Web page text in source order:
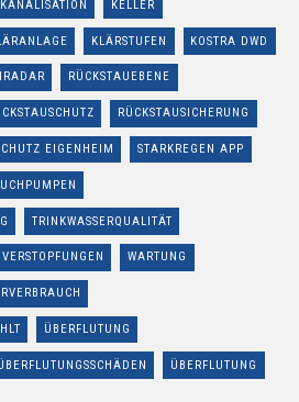
KANALISATION KELLER
KLÄRSTUFEN KOSTRA DWD
RÜCKSTAUEBENE
RÜCKSTAUSICHERUNG
EIGENHEIM STARKREGEN APP
TRINKWASSERQUALITÄT
VERSTOPFUNGEN WARTUNG
ÜBERFLUTUNG
ÜBERFLUTUNG